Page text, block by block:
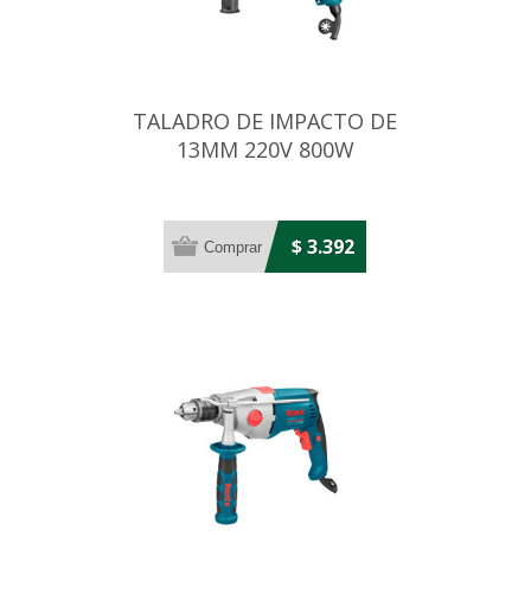
TALADRO DE IMPACTO DE
13MM 220V 800W
$ 3.392